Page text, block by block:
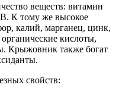
веществ: витамин
К тому же высокое
калий, марганец, цинк,
кислоты,
Крыжовник также богат
свойств: